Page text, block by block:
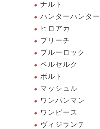
ないド底辺の嫌われ者が街の
雄になる物語だ【ウィンド
2025年4月30日
ナルト
ハンターハンター
ヒロアカ
ブリーチ
ブルーロック
ベルセルク
ボルト
マッシュル
ワンパンマン
ワンピース
ヴィジランテ